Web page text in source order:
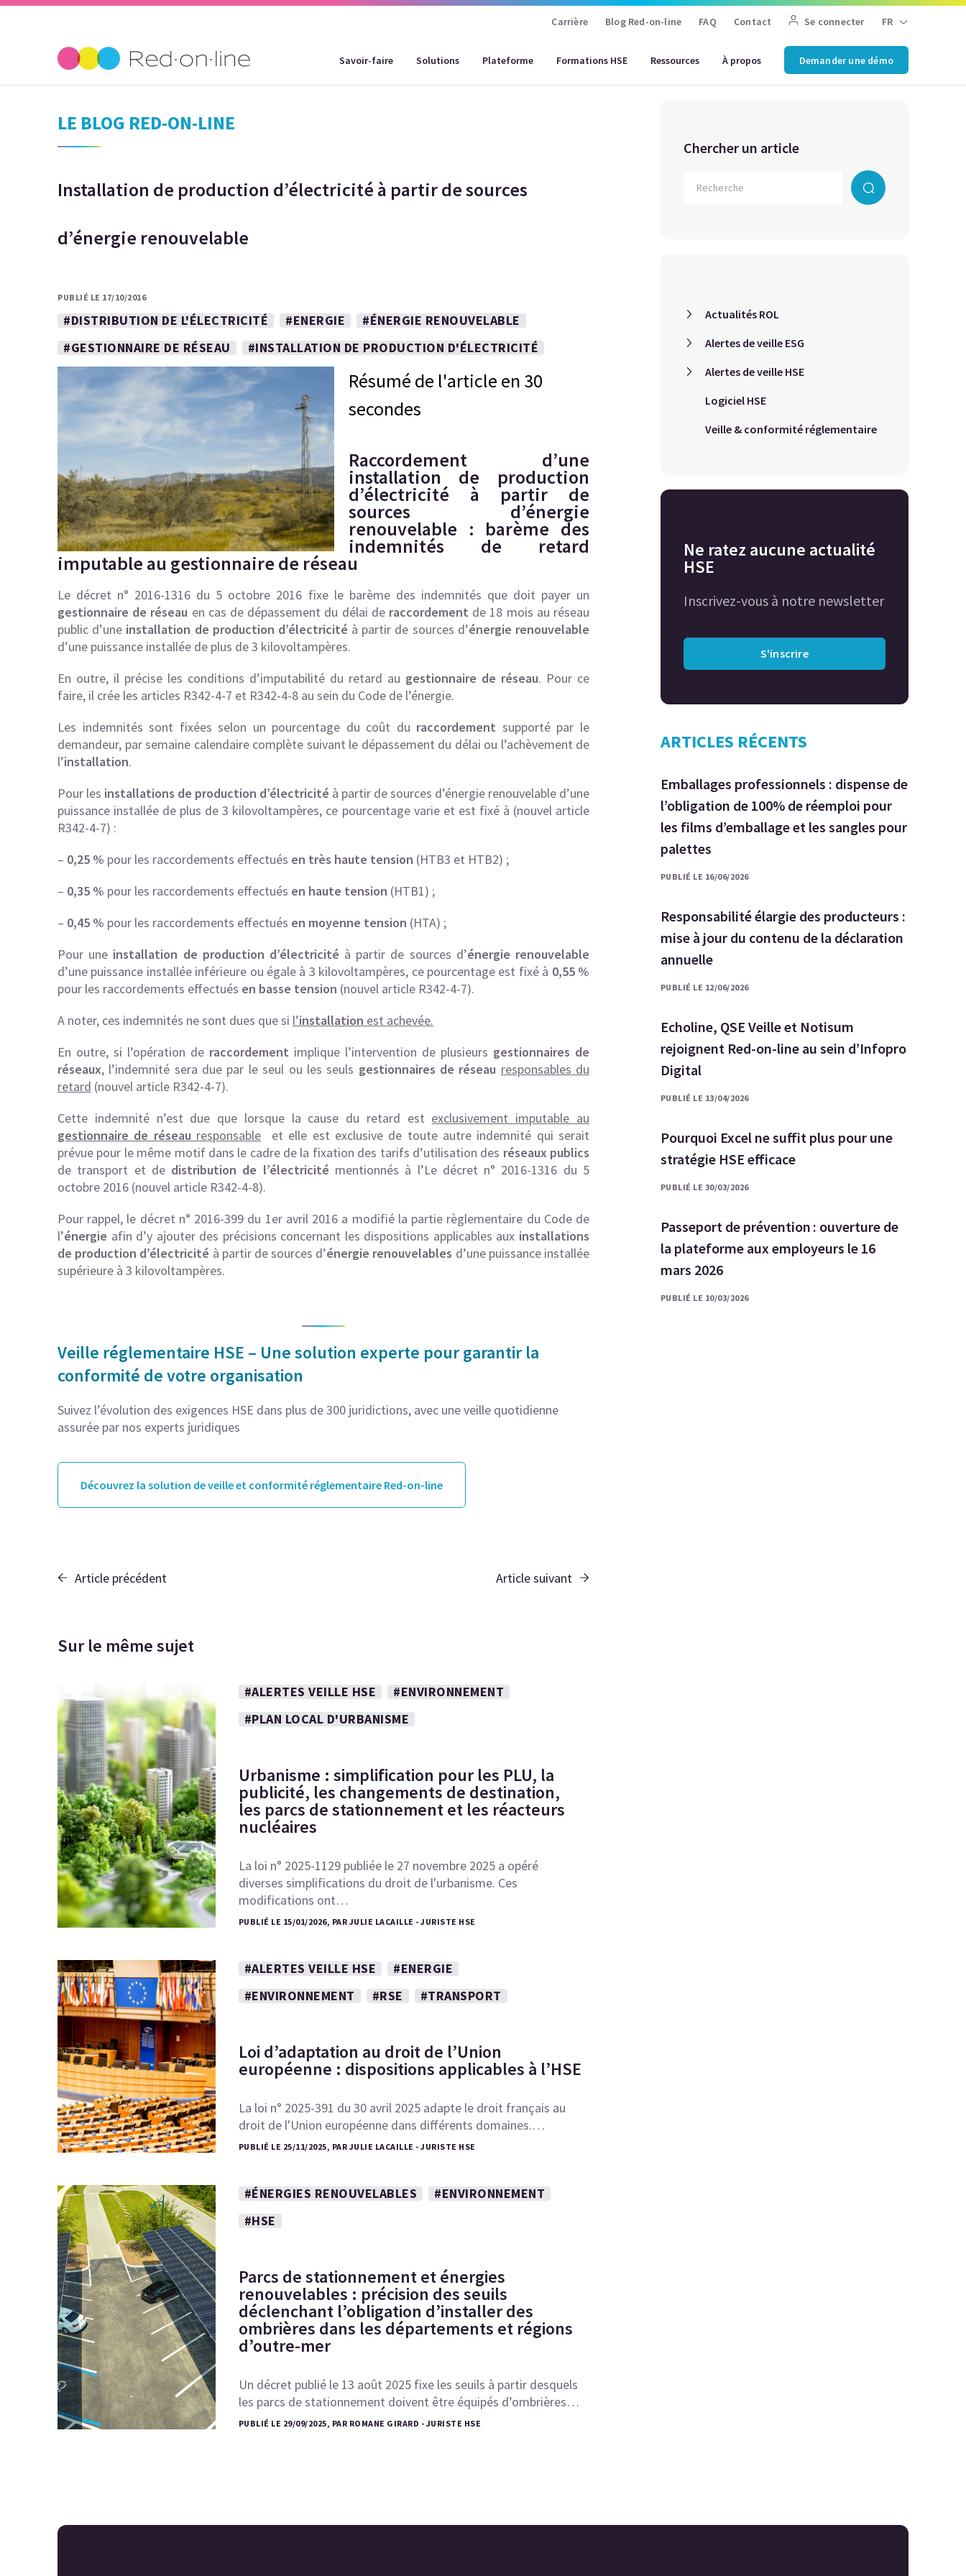
Carrière Blog Red-on-line FAQ Contact Se connecter FR
Savoir-faire Solutions Plateforme Formations HSE Ressources À propos Demander une démo
LE BLOG RED-ON-LINE
Installation de production d’électricité à partir de sources
d’énergie renouvelable
PUBLIÉ LE 17/10/2016
#DISTRIBUTION DE L'ÉLECTRICITÉ #ENERGIE
#ÉNERGIE RENOUVELABLE
#GESTIONNAIRE DE RÉSEAU
#INSTALLATION DE PRODUCTION D'ÉLECTRICITÉ
Résumé de l'article en 30
secondes
Raccordement d’une
installation de production
d’électricité à partir de
sources d’énergie
renouvelable : barème des
indemnités de retard
imputable au gestionnaire de réseau
Le décret n° 2016-1316 du 5 octobre 2016 fixe le barème des indemnités que doit payer un
gestionnaire de réseau en cas de dépassement du délai de raccordement de 18 mois au réseau
public d’une installation de production d’électricité à partir de sources d’énergie renouvelable
d’une puissance installée de plus de 3 kilovoltampères.
En outre, il précise les conditions d’imputabilité du retard au gestionnaire de réseau. Pour ce
faire, il crée les articles R342-4-7 et R342-4-8 au sein du Code de l’énergie.
Les indemnités sont fixées selon un pourcentage du coût du raccordement supporté par le
demandeur, par semaine calendaire complète suivant le dépassement du délai ou l’achèvement de
l’installation.
Pour les installations de production d’électricité à partir de sources d’énergie renouvelable d’une
puissance installée de plus de 3 kilovoltampères, ce pourcentage varie et est fixé à (nouvel article
R342-4-7) :
– 0,25 % pour les raccordements effectués en très haute tension (HTB3 et HTB2) ;
– 0,35 % pour les raccordements effectués en haute tension (HTB1) ;
– 0,45 % pour les raccordements effectués en moyenne tension (HTA) ;
Pour une installation de production d’électricité à partir de sources d’énergie renouvelable
d’une puissance installée inférieure ou égale à 3 kilovoltampères, ce pourcentage est fixé à 0,55 %
pour les raccordements effectués en basse tension (nouvel article R342-4-7).
A noter, ces indemnités ne sont dues que si l’installation est achevée.
En outre, si l’opération de raccordement implique l’intervention de plusieurs gestionnaires de
réseaux, l’indemnité sera due par le seul ou les seuls gestionnaires de réseau responsables du
retard (nouvel article R342-4-7).
Cette indemnité n’est due que lorsque la cause du retard est exclusivement imputable au
gestionnaire de réseau responsable et elle est exclusive de toute autre indemnité qui serait
prévue pour le même motif dans le cadre de la fixation des tarifs d’utilisation des réseaux publics
de transport et de distribution de l’électricité mentionnés à l’Le décret n° 2016-1316 du 5
octobre 2016 (nouvel article R342-4-8).
Pour rappel, le décret n° 2016-399 du 1er avril 2016 a modifié la partie règlementaire du Code de
l’énergie afin d’y ajouter des précisions concernant les dispositions applicables aux installations
de production d’électricité à partir de sources d’énergie renouvelables d’une puissance installée
supérieure à 3 kilovoltampères.
Veille réglementaire HSE – Une solution experte pour garantir la
conformité de votre organisation
Suivez l’évolution des exigences HSE dans plus de 300 juridictions, avec une veille quotidienne
assurée par nos experts juridiques
Découvrez la solution de veille et conformité réglementaire Red-on-line
Article précédent Article suivant
Sur le même sujet
#ALERTES VEILLE HSE
#ENVIRONNEMENT
#PLAN LOCAL D'URBANISME
Urbanisme : simplification pour les PLU, la
publicité, les changements de destination,
les parcs de stationnement et les réacteurs
nucléaires
La loi n° 2025-1129 publiée le 27 novembre 2025 a opéré
diverses simplifications du droit de l'urbanisme. Ces
modifications ont…
PUBLIÉ LE 15/01/2026, PAR JULIE LACAILLE - JURISTE HSE
#ALERTES VEILLE HSE
#ENERGIE
#ENVIRONNEMENT
#RSE #TRANSPORT
Loi d’adaptation au droit de l’Union
européenne : dispositions applicables à l’HSE
La loi n° 2025-391 du 30 avril 2025 adapte le droit français au
droit de l'Union européenne dans différents domaines.…
PUBLIÉ LE 25/11/2025, PAR JULIE LACAILLE - JURISTE HSE
#ÉNERGIES RENOUVELABLES
#ENVIRONNEMENT
#HSE
Parcs de stationnement et énergies
renouvelables : précision des seuils
déclenchant l’obligation d’installer des
ombrières dans les départements et régions
d’outre-mer
Un décret publié le 13 août 2025 fixe les seuils à partir desquels
les parcs de stationnement doivent être équipés d’ombrières…
PUBLIÉ LE 29/09/2025, PAR ROMANE GIRARD - JURISTE HSE
Chercher un article
Actualités ROL
Alertes de veille ESG
Alertes de veille HSE
Logiciel HSE
Veille & conformité réglementaire
Ne ratez aucune actualité
HSE
Inscrivez-vous à notre newsletter
S'inscrire
ARTICLES RÉCENTS
Emballages professionnels : dispense de
l’obligation de 100% de réemploi pour
les films d’emballage et les sangles pour
palettes
PUBLIÉ LE 16/06/2026
Responsabilité élargie des producteurs :
mise à jour du contenu de la déclaration
annuelle
PUBLIÉ LE 12/06/2026
Echoline, QSE Veille et Notisum
rejoignent Red-on-line au sein d’Infopro
Digital
PUBLIÉ LE 13/04/2026
Pourquoi Excel ne suffit plus pour une
stratégie HSE efficace
PUBLIÉ LE 30/03/2026
Passeport de prévention : ouverture de
la plateforme aux employeurs le 16
mars 2026
PUBLIÉ LE 10/03/2026